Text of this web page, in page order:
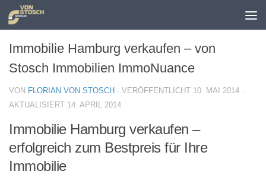
Zum Inhalt springen
Immobilie Hamburg verkaufen – von
Stosch Immobilien ImmoNuance
VON FLORIAN VON STOSCH · VERÖFFENTLICHT 10. MAI 2014 ·
AKTUALISIERT 14. APRIL 2014
Immobilie Hamburg verkaufen –
erfolgreich zum Bestpreis für Ihre
Immobilie